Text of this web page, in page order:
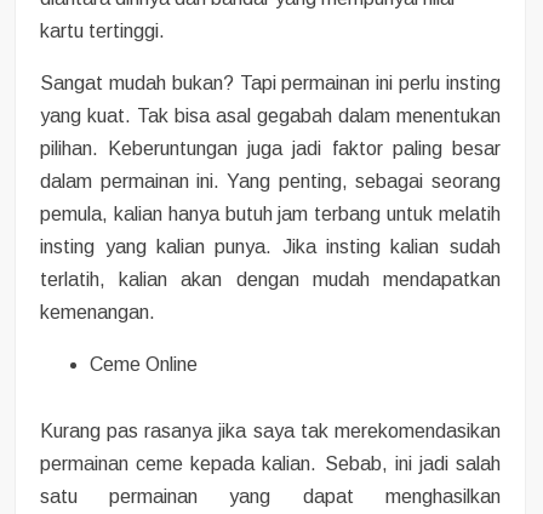
kartu tertinggi.
Sangat mudah bukan? Tapi permainan ini perlu insting
yang kuat. Tak bisa asal gegabah dalam menentukan
pilihan. Keberuntungan juga jadi faktor paling besar
dalam permainan ini. Yang penting, sebagai seorang
pemula, kalian hanya butuh jam terbang untuk melatih
insting yang kalian punya. Jika insting kalian sudah
terlatih, kalian akan dengan mudah mendapatkan
kemenangan.
Ceme Online
Kurang pas rasanya jika saya tak merekomendasikan
permainan ceme kepada kalian. Sebab, ini jadi salah
satu permainan yang dapat menghasilkan